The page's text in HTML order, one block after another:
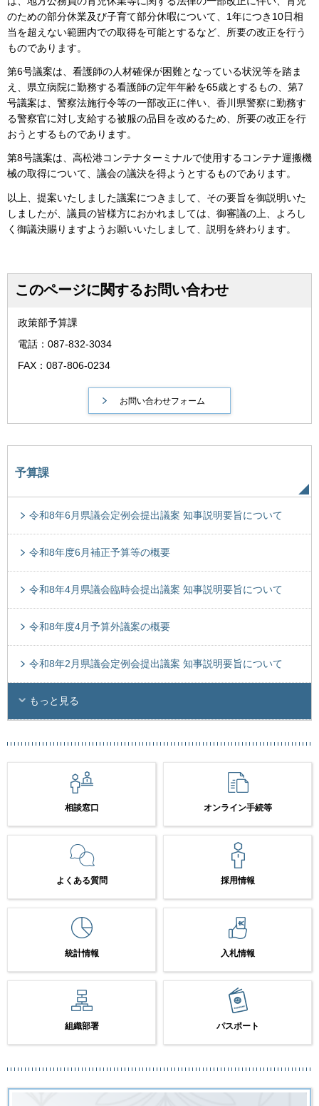
のための部分休業及び子育て部分休暇について、1年につき10日相
当を超えない範囲内での取得を可能とするなど、所要の改正を行う
ものであります。
第6号議案は、看護師の人材確保が困難となっている状況等を踏ま
え、県立病院に勤務する看護師の定年年齢を65歳とするもの、第7
号議案は、警察法施行令等の一部改正に伴い、香川県警察に勤務す
る警察官に対し支給する被服の品目を改めるため、所要の改正を行
おうとするものであります。
第8号議案は、高松港コンテナターミナルで使用するコンテナ運搬機
械の取得について、議会の議決を得ようとするものであります。
以上、提案いたしました議案につきまして、その要旨を御説明いた
しましたが、議員の皆様方におかれましては、御審議の上、よろし
く御議決賜りますようお願いいたしまして、説明を終わります。
このページに関するお問い合わせ
政策部予算課
電話：087-832-3034
FAX：087-806-0234
予算課
令和8年6月県議会定例会提出議案 知事説明要旨について
令和8年度6月補正予算等の概要
令和8年4月県議会臨時会提出議案 知事説明要旨について
令和8年度4月予算外議案の概要
令和8年2月県議会定例会提出議案 知事説明要旨について
もっと見る
相談窓口 オンライン手続等
よくある質問 採用情報
統計情報 入札情報
組織部署 パスポート